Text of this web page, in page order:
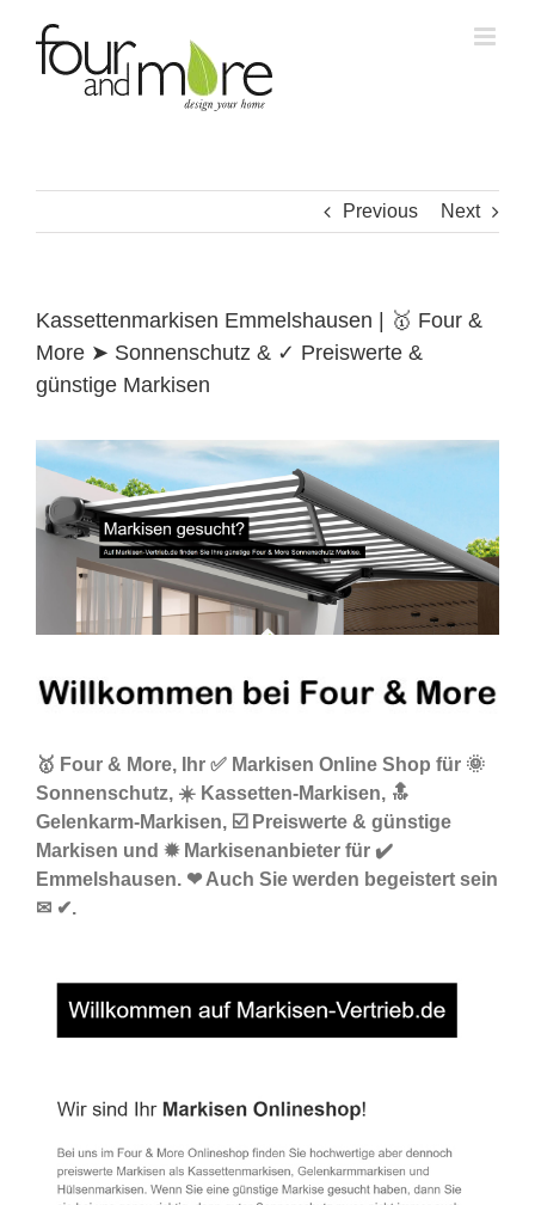
content
Previous Next
Kassettenmarkisen Emmelshausen | 🥇 Four &
More ➤ Sonnenschutz & ✓ Preiswerte &
günstige Markisen
🥇 Four & More, Ihr ✅ Markisen Online Shop für 🌞
Sonnenschutz, ☀️ Kassetten-Markisen, 🔝
Gelenkarm-Markisen, ☑️ Preiswerte & günstige
Markisen und ✹ Markisenanbieter für ✔️
Emmelshausen. ❤ Auch Sie werden begeistert sein
✉ ✔.